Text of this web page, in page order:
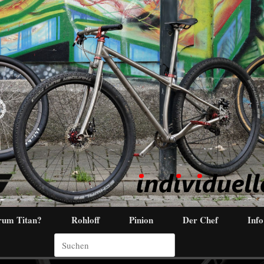
Titan? Rohloff Pinion Der Chef Info
Suchen
nach: